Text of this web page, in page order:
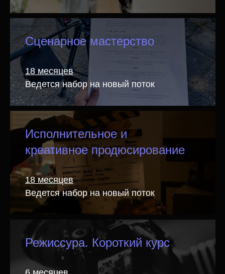
Сценарное мастерство
18 месяцев
Ведется набор на новый поток
Исполнительное и
креативное продюсирование
18 месяцев
Ведется набор на новый поток
Режиссура. Короткий курс
Школа кино
«Индустрия» —